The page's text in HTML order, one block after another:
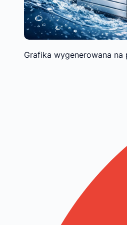
Grafika wygenerowana